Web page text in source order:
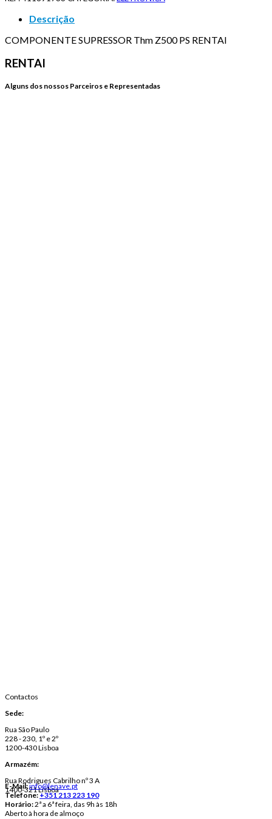
Descrição
COMPONENTE SUPRESSOR Thm Z500 PS RENTAI
RENTAI
Alguns dos nossos Parceiros e Representadas
Contactos
Sede:
Rua São Paulo
228 - 230, 1º e 2º
1200-430 Lisboa
Armazém:
Rua Rodrigues Cabrilho nº 3 A
1400-321 Lisboa
E-Mail:info@lenave.pt
Telefone:+351 213 223 190
Horário:2ª a 6ª feira, das 9h às 18h
Aberto à hora de almoço